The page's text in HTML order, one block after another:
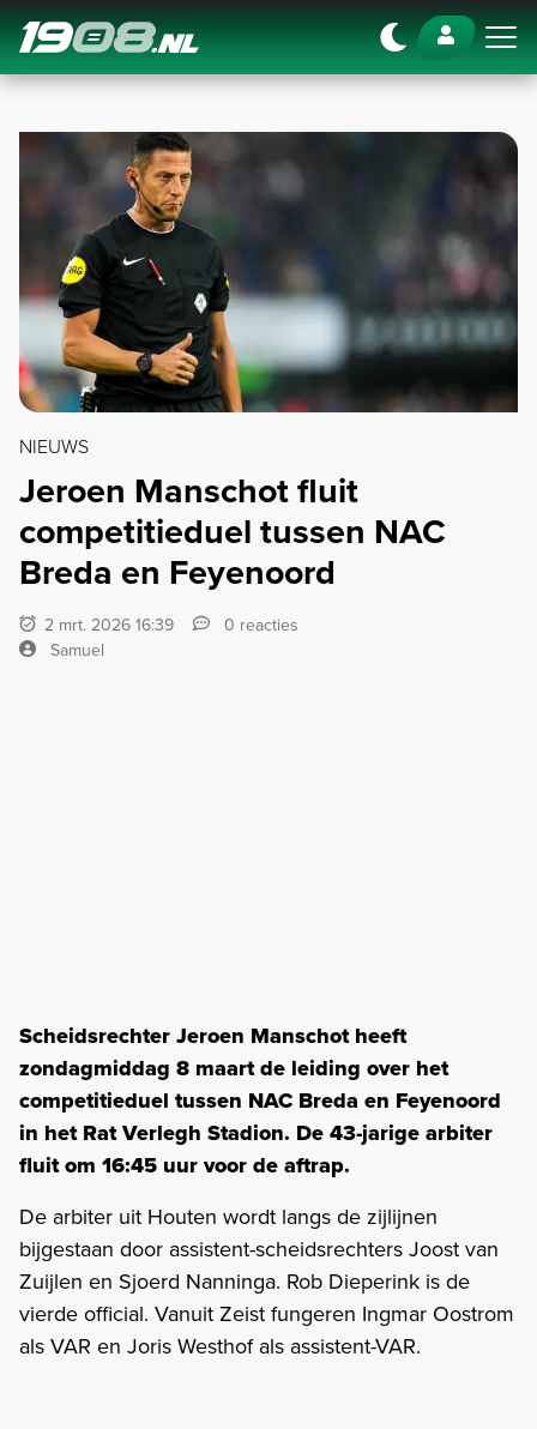
Navigation
NIEUWS
Jeroen Manschot fluit
competitieduel tussen NAC
Breda en Feyenoord
2 mrt. 2026 16:39
0 reacties
Samuel
Scheidsrechter Jeroen Manschot heeft
zondagmiddag 8 maart de leiding over het
competitieduel tussen NAC Breda en Feyenoord
in het Rat Verlegh Stadion. De 43-jarige arbiter
fluit om 16:45 uur voor de aftrap.
De arbiter uit Houten wordt langs de zijlijnen
bijgestaan door assistent-scheidsrechters Joost van
Zuijlen en Sjoerd Nanninga. Rob Dieperink is de
vierde official. Vanuit Zeist fungeren Ingmar Oostrom
als VAR en Joris Westhof als assistent-VAR.